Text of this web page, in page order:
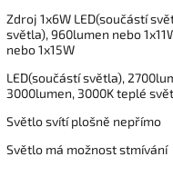
Zdroj 1x6W LED(součástí
světla), 960lumen nebo
nebo 1x15W
LED(součástí světla),
3000lumen, 3000K teplé
Světlo svítí plošně nepřímo
Světlo má možnost stmívání